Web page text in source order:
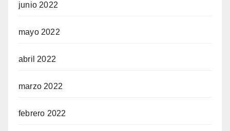
junio 2022
mayo 2022
abril 2022
marzo 2022
febrero 2022